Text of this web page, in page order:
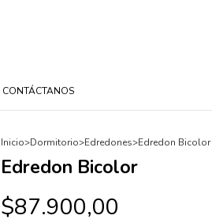
CONTÁCTANOS
Inicio>Dormitorio>Edredones>Edredon Bicolor
Edredon Bicolor
$87.900,00